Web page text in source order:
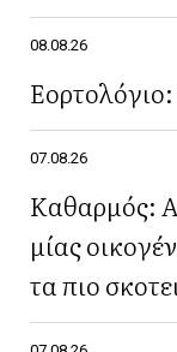
08.08.26
07.08.26
Καθαρμός:
μίας
τα πιο